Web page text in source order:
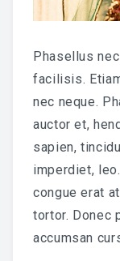
Phasellus
facilisis.
nec neque.
auctor et,
sapien,
imperdiet,
congue erat
tortor. Donec
accumsan